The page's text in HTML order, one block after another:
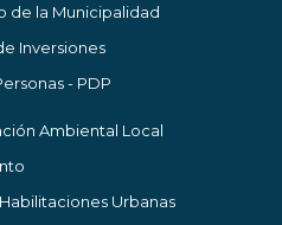
de la Municipalidad
Inversiones
- PDP
Ambiental Local
Urbanas